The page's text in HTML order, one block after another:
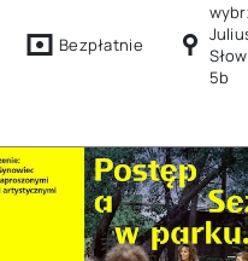
Bezpłatnie
5b